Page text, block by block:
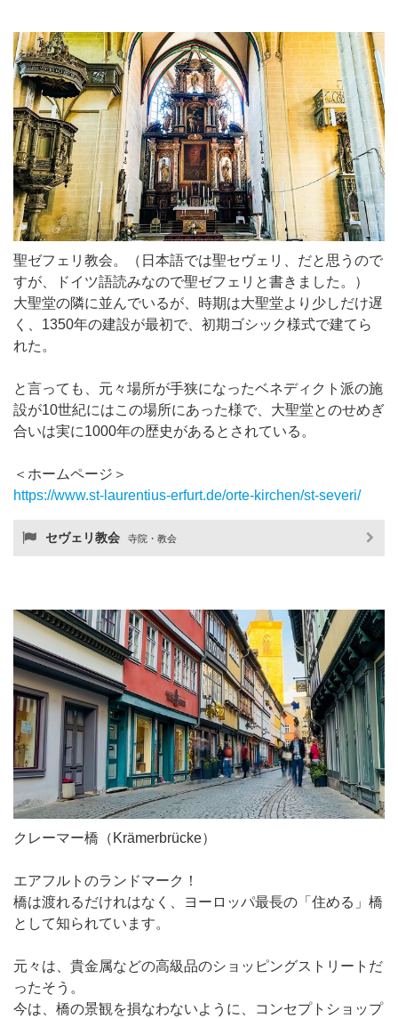
聖ゼフェリ教会。（日本語では聖セヴェリ、だと思うので
すが、ドイツ語読みなので聖ゼフェリと書きました。）
大聖堂の隣に並んでいるが、時期は大聖堂より少しだけ遅
く、1350年の建設が最初で、初期ゴシック様式で建てら
れた。
と言っても、元々場所が手狭になったベネディクト派の施
設が10世紀にはこの場所にあった様で、大聖堂とのせめぎ
合いは実に1000年の歴史があるとされている。
＜ホームページ＞
https://www.st-laurentius-erfurt.de/orte-kirchen/st-severi/
セヴェリ教会 寺院・教会
クレーマー橋（Krämerbrücke）
エアフルトのランドマーク！
橋は渡れるだけれはなく、ヨーロッパ最長の「住める」橋
として知られています。
元々は、貴金属などの高級品のショッピングストリートだ
ったそう。
今は、橋の景観を損なわないように、コンセプトショップ